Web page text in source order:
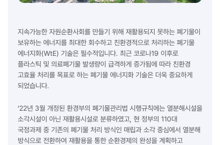
지속가능한 자원순환사회를 만들기 위해 재활용되지 못하는 폐기물이
보유하는 에너지를 최대한 회수하고 친환경적으로 처리하는 폐기물
에너지화(WtE) 기술은 필수적입니다. 최근 코로나19 이후로
플라스틱 및 의료폐기물 발생량이 급격하게 증가됨에 따라 친환경
고효율 처리를 목표로 하는 폐기물 에너지화 기술은 더욱 중요하게
되었습니다.
‘22년 3월 개정된 환경부의 폐기물관리법 시행규칙에는 열분해시설을
소각시설이 아닌 재활용시설로 분류하였고, 현 정부의 110대
국정과제 중 기존의 폐기물 처리 방식인 매립과 소각 중심에서 열분해
방식으로 전환하여 재활용을 통한 순환경제의 완성을 계획하고